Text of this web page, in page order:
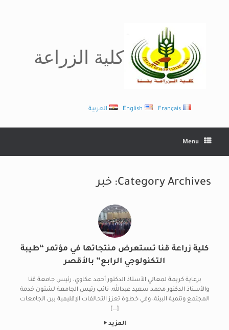
كلية الزراعة
العربية English Français
Menu
Category Archives: خبر
كلية زراعة قنا تستعرض منتجاتها في مؤتمر “طيبة
التكنولوجي الرابع” بالأقصر
برعاية كريمة لمعالي الأستاذ الدكتور أحمد عكاوي، رئيس جامعة قنا
والأستاذ الدكتور محمد سعيد عبدالله، نائب رئيس الجامعة لشئون خدمة
المجتمع وتنمية البيئة، وفي خطوة تعزز التحالفات الإقليمية بين الجامعات
[…]
المزيد